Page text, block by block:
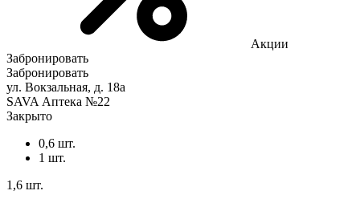
Акции
Забронировать
Забронировать
ул. Вокзальная, д. 18а
SAVA Аптека №22
Закрыто
0,6 шт.
1 шт.
1,6 шт.